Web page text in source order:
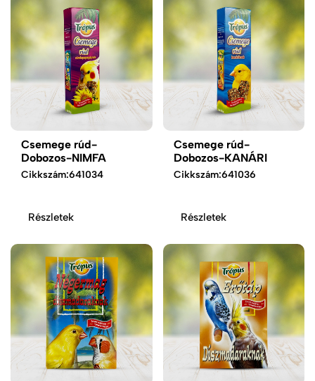
Csemege rúd-
Dobozos-NIMFA
Cikkszám:641034
Részletek
Csemege rúd-
Dobozos-KANÁRI
Cikkszám:641036
Részletek